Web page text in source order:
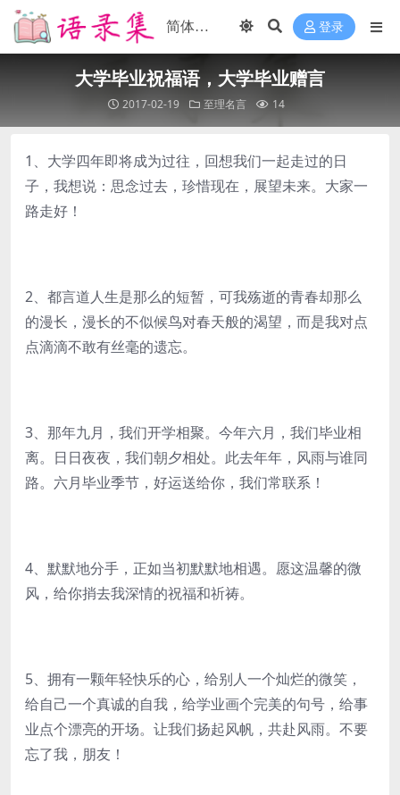
登录
大学毕业祝福语，大学毕业赠言
2017-02-19 至理名言 14
1、大学四年即将成为过往，回想我们一起走过的日
子，我想说：思念过去，珍惜现在，展望未来。大家一
路走好！
2、都言道人生是那么的短暂，可我殇逝的青春却那么
的漫长，漫长的不似候鸟对春天般的渴望，而是我对点
点滴滴不敢有丝毫的遗忘。
3、那年九月，我们开学相聚。今年六月，我们毕业相
离。日日夜夜，我们朝夕相处。此去年年，风雨与谁同
路。六月毕业季节，好运送给你，我们常联系！
4、默默地分手，正如当初默默地相遇。愿这温馨的微
风，给你捎去我深情的祝福和祈祷。
5、拥有一颗年轻快乐的心，给别人一个灿烂的微笑，
给自己一个真诚的自我，给学业画个完美的句号，给事
业点个漂亮的开场。让我们扬起风帆，共赴风雨。不要
忘了我，朋友！